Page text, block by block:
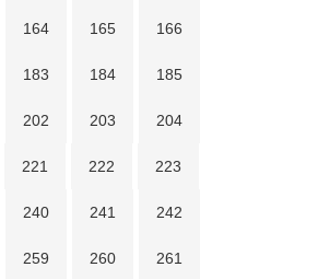
164 165 166
183 184 185
202 203 204
221 222 223
240 241 242
259 260 261